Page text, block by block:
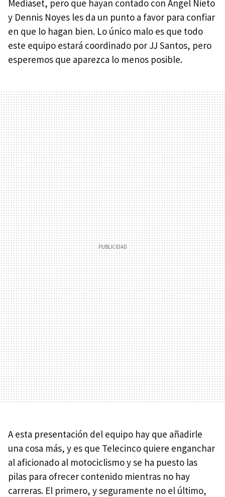
Mediaset, pero que hayan contado con Ángel Nieto
y Dennis Noyes les da un punto a favor para confiar
en que lo hagan bien. Lo único malo es que todo
este equipo estará coordinado por JJ Santos, pero
esperemos que aparezca lo menos posible.
A esta presentación del equipo hay que añadirle
una cosa más, y es que Telecinco quiere enganchar
al aficionado al motociclismo y se ha puesto las
pilas para ofrecer contenido mientras no hay
carreras. El primero, y seguramente no el último,